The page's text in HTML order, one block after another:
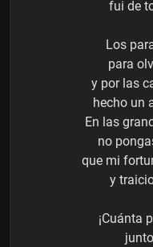
fui de
Los
para
y por las
hecho un
En las
no
que mi
y
¡Cuánta